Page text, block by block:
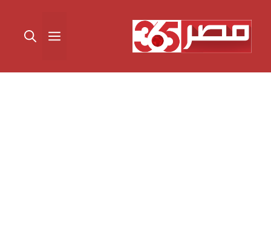
المحتوى القائمة